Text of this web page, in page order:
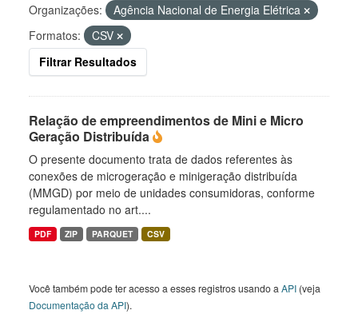
Organizações:
Agência Nacional de Energia Elétrica
Formatos:
CSV
Filtrar Resultados
Relação de empreendimentos de Mini e Micro
Geração Distribuída
O presente documento trata de dados referentes às
conexões de microgeração e minigeração distribuída
(MMGD) por meio de unidades consumidoras, conforme
regulamentado no art....
PDF ZIP PARQUET CSV
Você também pode ter acesso a esses registros usando a API (veja
Documentação da API).